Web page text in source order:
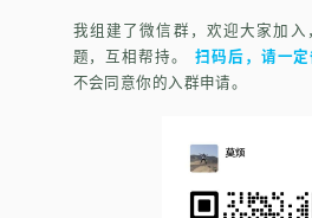
我组建了微信群，欢迎大家加入
题，互相帮持。
扫码后，请一
不会同意你的入群申请。